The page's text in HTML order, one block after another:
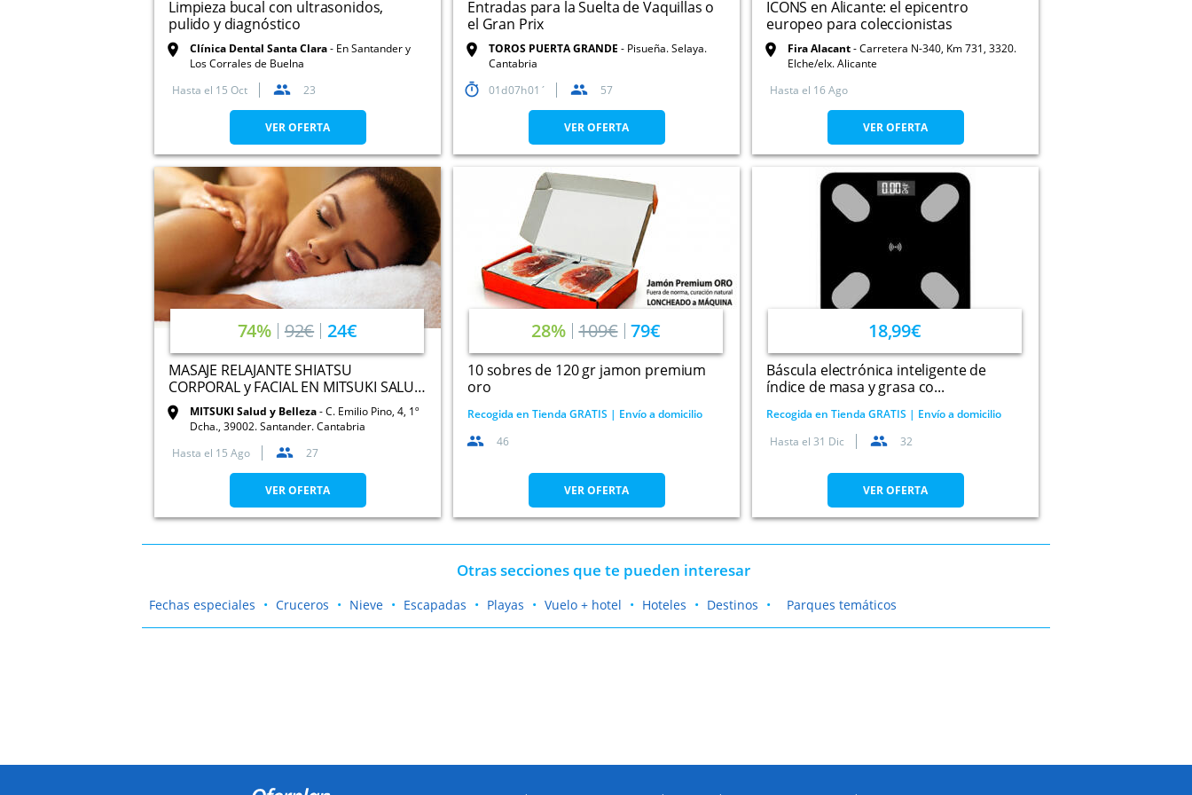
Limpieza bucal con ultrasonidos,
pulido y diagnóstico
Clínica Dental Santa Clara
En Santander y
Los Corrales de Buelna
Hasta el 15 Oct 23
VER OFERTA
Entradas para la Suelta de Vaquillas o
el Gran Prix
TOROS PUERTA GRANDE
Pisueña. Selaya.
Cantabria
01
07 01 57
VER OFERTA
ICONS en Alicante: el epicentro
europeo para coleccionistas
Fira Alacant Carretera N-340, Km 731, 3320.
Elche/elx. Alicante
Hasta el 16 Ago
VER OFERTA
74% 92€ 24€
MASAJE RELAJANTE SHIATSU
CORPORAL y FACIAL EN MITSUKI SALUD
...
MITSUKI Salud y Belleza C. Emilio Pino, 4, 1º
Dcha., 39002. Santander. Cantabria
Hasta el 15 Ago 27
VER OFERTA
28% 109€ 79€
10 sobres de 120 gr jamon premium
oro
Recogida en Tienda GRATIS | Envío a domicilio
46
VER OFERTA
18,99€
Báscula electrónica inteligente de
índice de masa y grasa co...
Recogida en Tienda GRATIS | Envío a domicilio
Hasta el 31 Dic 32
VER OFERTA
Otras secciones que te pueden interesar
Fechas especiales Cruceros Nieve Escapadas Playas Vuelo + hotel Hoteles Destinos Parques temáticos